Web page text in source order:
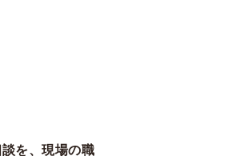
を、現場の職